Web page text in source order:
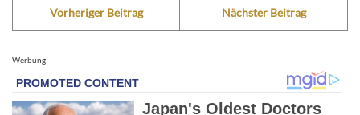
Vorheriger Beitrag Nächster Beitrag
Werbung